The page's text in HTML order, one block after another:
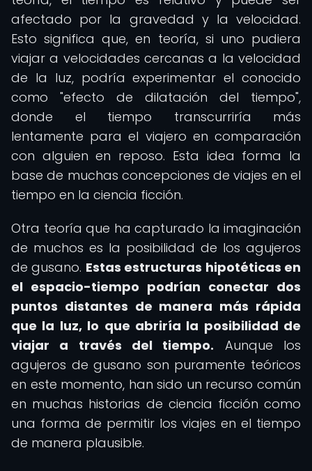
afectado por la gravedad y la velocidad.
Esto significa que, en teoría, si uno pudiera
viajar a velocidades cercanas a la velocidad
de la luz, podría experimentar el conocido
como "efecto de dilatación del tiempo",
donde el tiempo transcurriría más
lentamente para el viajero en comparación
con alguien en reposo. Esta idea forma la
base de muchas concepciones de viajes en el
tiempo en la ciencia ficción.
Otra teoría que ha capturado la imaginación
de muchos es la posibilidad de los agujeros
de gusano. Estas estructuras hipotéticas en
el espacio-tiempo podrían conectar dos
puntos distantes de manera más rápida
que la luz, lo que abriría la posibilidad de
viajar a través del tiempo. Aunque los
agujeros de gusano son puramente teóricos
en este momento, han sido un recurso común
en muchas historias de ciencia ficción como
una forma de permitir los viajes en el tiempo
de manera plausible.